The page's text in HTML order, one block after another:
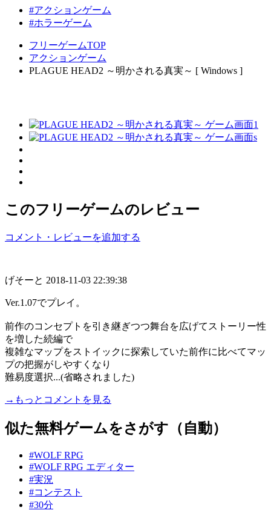
#アクションゲーム
#ホラーゲーム
フリーゲームTOP
アクションゲーム
PLAGUE HEAD2 ～明かされる真実～ [ Windows ]
このフリーゲームのレビュー
コメント・レビューを追加する
げそーと 2018-11-03 22:39:38
Ver.1.07でプレイ。
前作のコンセプトを引き継ぎつつ舞台を広げてストーリー性
を増した続編で
複雑なマップをストイックに探索していた前作に比べてマッ
プの把握がしやすくなり
難易度選択...(省略されました)
→もっとコメントを見る
似た無料ゲームをさがす（自動）
#WOLF RPG
#WOLF RPG エディター
#実況
#コンテスト
#30分